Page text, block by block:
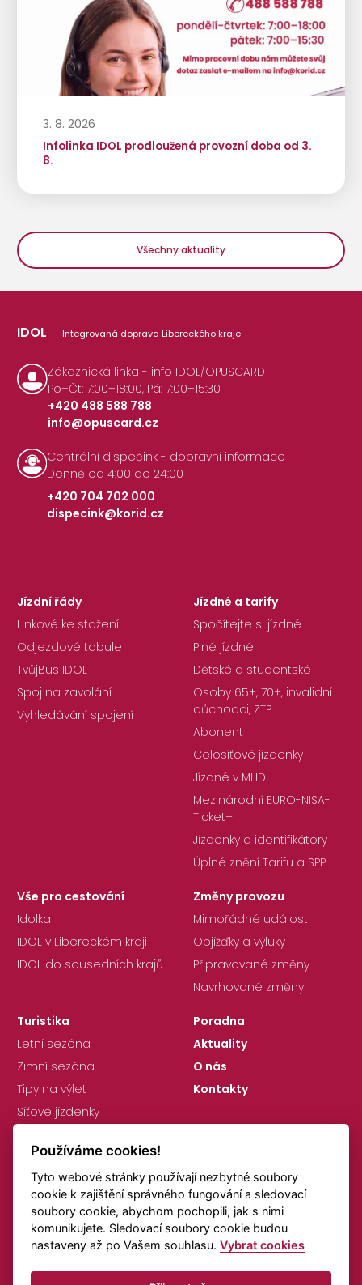
3. 8. 2026
Infolinka IDOL prodloužená provozní doba od 3.
8.
Všechny aktuality
IDOL Integrovaná doprava Libereckého kraje
Zákaznická linka - info IDOL/OPUSCARD
Po–Čt: 7:00–18:00, Pá: 7:00–15:30
+420 488 588 788
|
info@opuscard.cz
Centrální dispečink - dopravní informace
Denně od 4:00 do 24:00
+420 704 702 000
|
dispecink@korid.cz
Jízdní řády
Linkové ke stažení
Odjezdové tabule
TvůjBus IDOL
Spoj na zavolání
Vyhledávání spojení
Jízdné a tarify
Spočítejte si jízdné
Plné jízdné
Dětské a studentské
Osoby 65+, 70+, invalidní
důchodci, ZTP
Abonent
Celosíťové jízdenky
Jízdné v MHD
Mezinárodní EURO-NISA-
Ticket+
Jízdenky a identifikátory
Úplné znění Tarifu a SPP
Vše pro cestování
Idolka
IDOL v Libereckém kraji
IDOL do sousedních krajů
Změny provozu
Mimořádné události
Objížďky a výluky
Připravované změny
Navrhované změny
Turistika
Letní sezóna
Zimní sezóna
Tipy na výlet
Síťové jízdenky
Poradna
Aktuality
O nás
Kontakty
GDPR
Nastavení cookies
Připomínky k jízdním řádům
Doprava online
Používáme cookies!
Tyto webové stránky používají nezbytné soubory
cookie k zajištění správného fungování a sledovací
soubory cookie, abychom pochopili, jak s nimi
komunikujete. Sledovací soubory cookie budou
nastaveny až po Vašem souhlasu.Vybrat cookies